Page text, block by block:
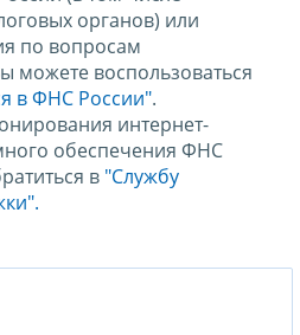
органов) или
по вопросам
можете воспользоваться
в ФНС России".
интернет-
обеспечения ФНС
в "Службу